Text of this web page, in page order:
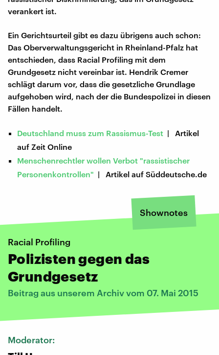
verankert ist.
Ein Gerichtsurteil gibt es dazu übrigens auch schon:
Das Oberverwaltungsgericht in Rheinland-Pfalz hat
entschieden, dass Racial Profiling mit dem
Grundgesetz nicht vereinbar ist. Hendrik Cremer
schlägt darum vor, dass die gesetzliche Grundlage
aufgehoben wird, nach der die Bundespolizei in diesen
Fällen handelt.
Deutschland muss zum Rassismus-Test | Artikel
auf Zeit Online
Menschenrechtler wollen Verbot "rassistischer
Personenkontrollen" | Artikel auf Süddeutsche.de
Shownotes
Racial Profiling
Polizisten gegen das
Grundgesetz
Beitrag aus unserem Archiv vom 07. Mai 2015
Moderator: